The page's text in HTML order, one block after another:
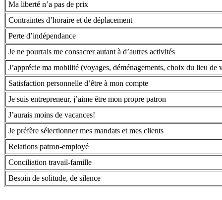
Ma liberté n’a pas de prix
Contraintes d’horaire et de déplacement
Perte d’indépendance
Je ne pourrais me consacrer autant à d’autres activités
J’apprécie ma mobilité (voyages, déménagements, choix du lieu de
Satisfaction personnelle d’être à mon compte
Je suis entrepreneur, j’aime être mon propre patron
J’aurais moins de vacances!
Je préfère sélectionner mes mandats et mes clients
Relations patron-employé
Conciliation travail-famille
Besoin de solitude, de silence